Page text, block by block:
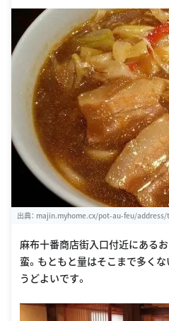
出典： majin.myhome.cx/pot-au-feu/
麻布十番商店街入口付近にある
蛮。もともと量はそこまで多くな
うどよいです。